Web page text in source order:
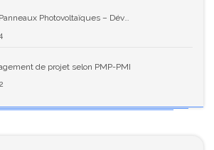
de projet selon PMP-PMI